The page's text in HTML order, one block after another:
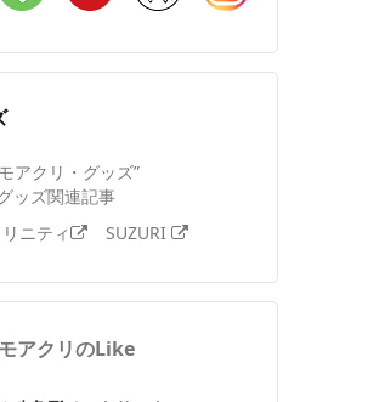
ッズ関連記事
ニティ
SUZURI